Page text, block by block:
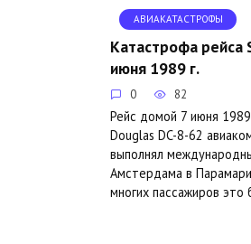
АВИАКАТАСТРОФЫ
Катастрофа рейса
июня 1989 г.
0 82
Рейс домой 7 июня
Douglas DC-8-62
выполнял
Амстердама в
многих пассажиров это